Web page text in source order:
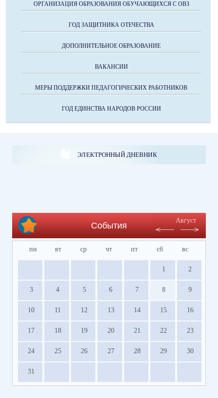
ОРГАНИЗАЦИЯ ОБРАЗОВАНИЯ ОБУЧАЮЩИХСЯ С ОВЗ
ГОД ЗАЩИТНИКА ОТЕЧЕСТВА
ДОПОЛНИТЕЛЬНОЕ ОБРАЗОВАНИЕ
ВАКАНСИИ
МЕРЫ ПОДДЕРЖКИ ПЕДАГОГИЧЕСКИХ РАБОТНИКОВ
ГОД ЕДИНСТВА НАРОДОВ РОССИИ
ЭЛЕКТРОННЫЙ ДНЕВНИК
События
Август
пн вт ср чт пт сб вс
1 2
3 4 5 6 7 8 9
10 11 12 13 14 15 16
17 18 19 20 21 22 23
24 25 26 27 28 29 30
31